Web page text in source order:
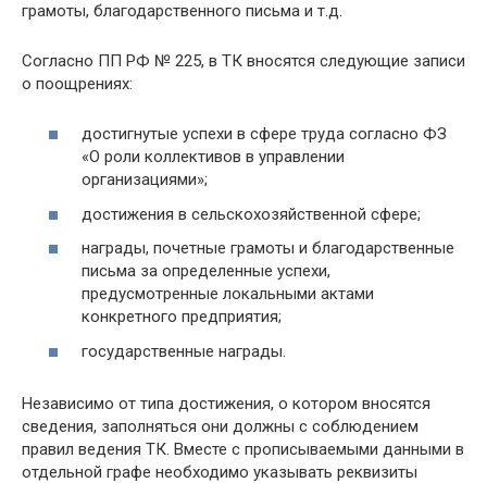
грамоты, благодарственного письма и т.д.
Согласно ПП РФ № 225, в ТК вносятся следующие записи
о поощрениях:
достигнутые успехи в сфере труда согласно ФЗ
«О роли коллективов в управлении
организациями»;
достижения в сельскохозяйственной сфере;
награды, почетные грамоты и благодарственные
письма за определенные успехи,
предусмотренные локальными актами
конкретного предприятия;
государственные награды.
Независимо от типа достижения, о котором вносятся
сведения, заполняться они должны с соблюдением
правил ведения ТК. Вместе с прописываемыми данными в
отдельной графе необходимо указывать реквизиты